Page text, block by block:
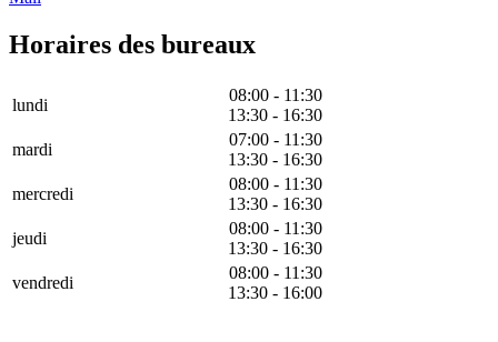
Horaires des bureaux
lundi
08:00 - 11:30
13:30 - 16:30
mardi
07:00 - 11:30
13:30 - 16:30
mercredi
08:00 - 11:30
13:30 - 16:30
jeudi
08:00 - 11:30
13:30 - 16:30
vendredi
08:00 - 11:30
13:30 - 16:00